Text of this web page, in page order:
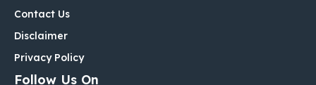
Contact Us
Disclaimer
Privacy Policy
Follow Us On